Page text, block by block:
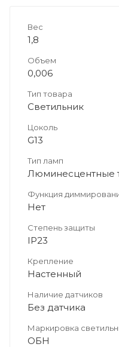
Вес
1,8
Объем
0,006
Тип товара
Светильник
Цоколь
G13
Тип ламп
Люминесцентные
Функция
Нет
Степень защиты
IP23
Крепление
Настенный
Наличие датчиков
Без датчика
Маркировка
ОБН